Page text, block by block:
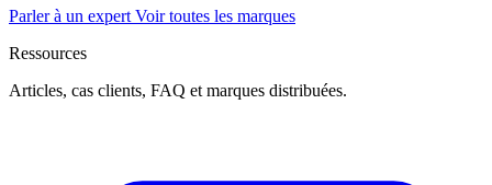
Parler à un expert Voir toutes les marques
Ressources
Articles, cas clients, FAQ et marques distribuées.